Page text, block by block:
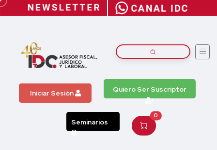
Iniciar Sesión Quiero Ser Suscriptor
Seminarios
0